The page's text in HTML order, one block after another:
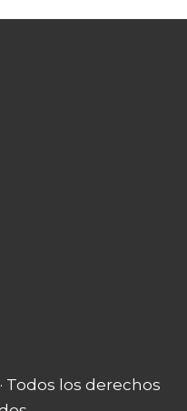
Todos los derechos